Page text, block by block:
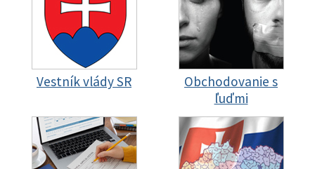
Vestník vlády SR
Obchodovanie s
ľuďmi